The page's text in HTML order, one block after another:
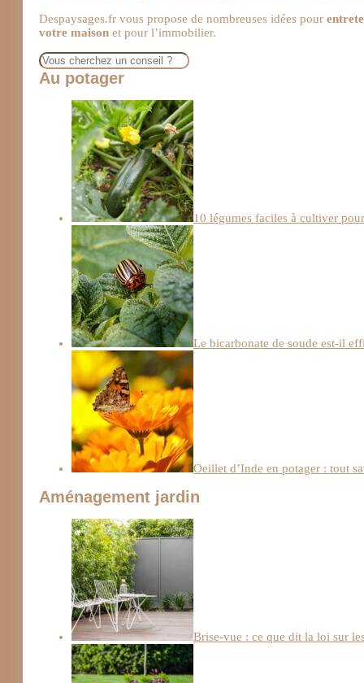
Despaysages.fr vous propose de nombreuses idées pour
votre maison et pour l’immobilier.
Rechercher
Au potager
10 légumes faciles à cultiver
Le bicarbonate de soude est-il
Oeillet d’Inde en potager : tout
Aménagement jardin
Brise-vue : ce que dit la loi sur